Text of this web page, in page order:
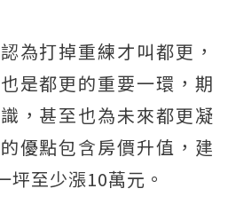
為打掉重練才叫都更，
是都更的重要一環，期
，甚至也為未來都更凝
優點包含房價升值，建
坪至少漲10萬元。